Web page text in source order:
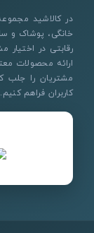
در کالاشید
خانگی، پوشاک و
رقابتی در اختیار
ارائه محصولات
مشتریان را جلب
کاربران فراهم کنیم.